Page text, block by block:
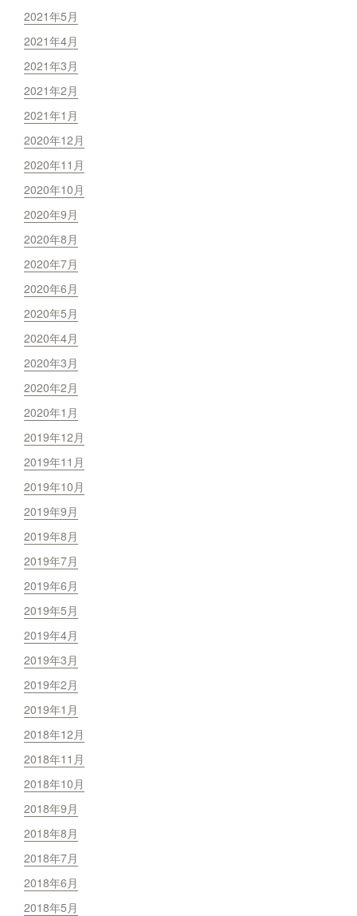
2021年5月
2021年4月
2021年3月
2021年2月
2021年1月
2020年12月
2020年11月
2020年10月
2020年9月
2020年8月
2020年7月
2020年6月
2020年5月
2020年4月
2020年3月
2020年2月
2020年1月
2019年12月
2019年11月
2019年10月
2019年9月
2019年8月
2019年7月
2019年6月
2019年5月
2019年4月
2019年3月
2019年2月
2019年1月
2018年12月
2018年11月
2018年10月
2018年9月
2018年8月
2018年7月
2018年6月
2018年5月